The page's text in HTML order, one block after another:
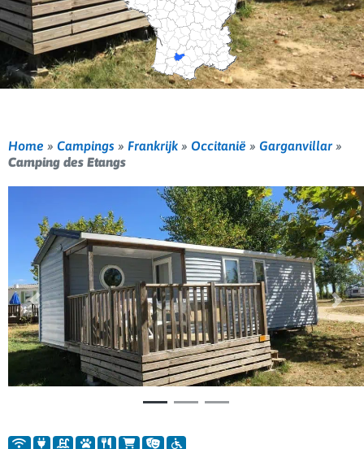
Home » Campings » Frankrijk » Occitanië » Garganvillar »
Camping des Etangs
Vorige